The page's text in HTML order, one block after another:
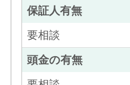
保証人有無
要相談
頭金の有無